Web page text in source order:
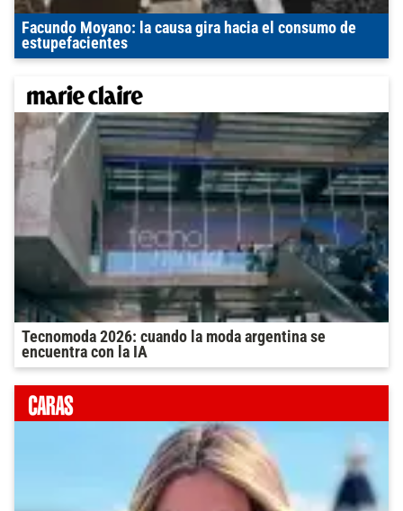
Facundo Moyano: la causa gira hacia el consumo de
estupefacientes
Tecnomoda 2026: cuando la moda argentina se
encuentra con la IA